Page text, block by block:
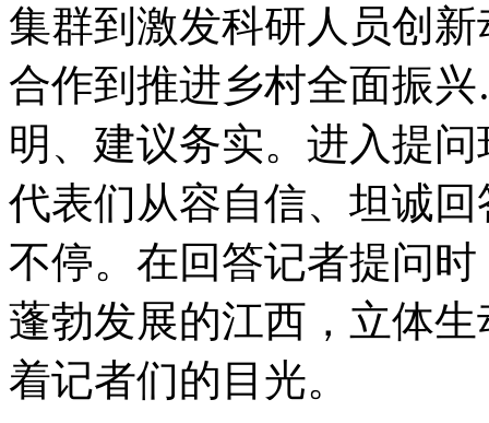
集群到激发科研人员创
合作到推进乡村全面振
明、建议务实。进入提
代表们从容自信、坦诚
不停。在回答记者提问
蓬勃发展的江西，立体
着记者们的目光。